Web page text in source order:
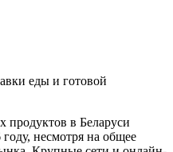
продуктов в Беларуси
несмотря на общее